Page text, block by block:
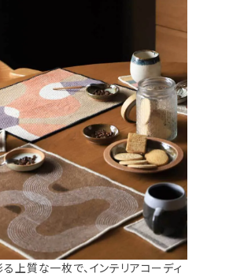
上質な一枚で、インテリアコーディ